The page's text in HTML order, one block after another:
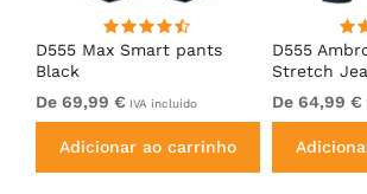
D555 Max Smart pants
Black
De 69,99 € IVA incluído
Adicionar ao carrinho
D555
Stretch
De 64,99 €